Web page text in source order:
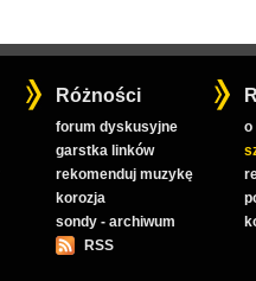
Różności
forum dyskusyjne
garstka linków
rekomenduj muzykę
korozja
sondy - archiwum
RSS
o